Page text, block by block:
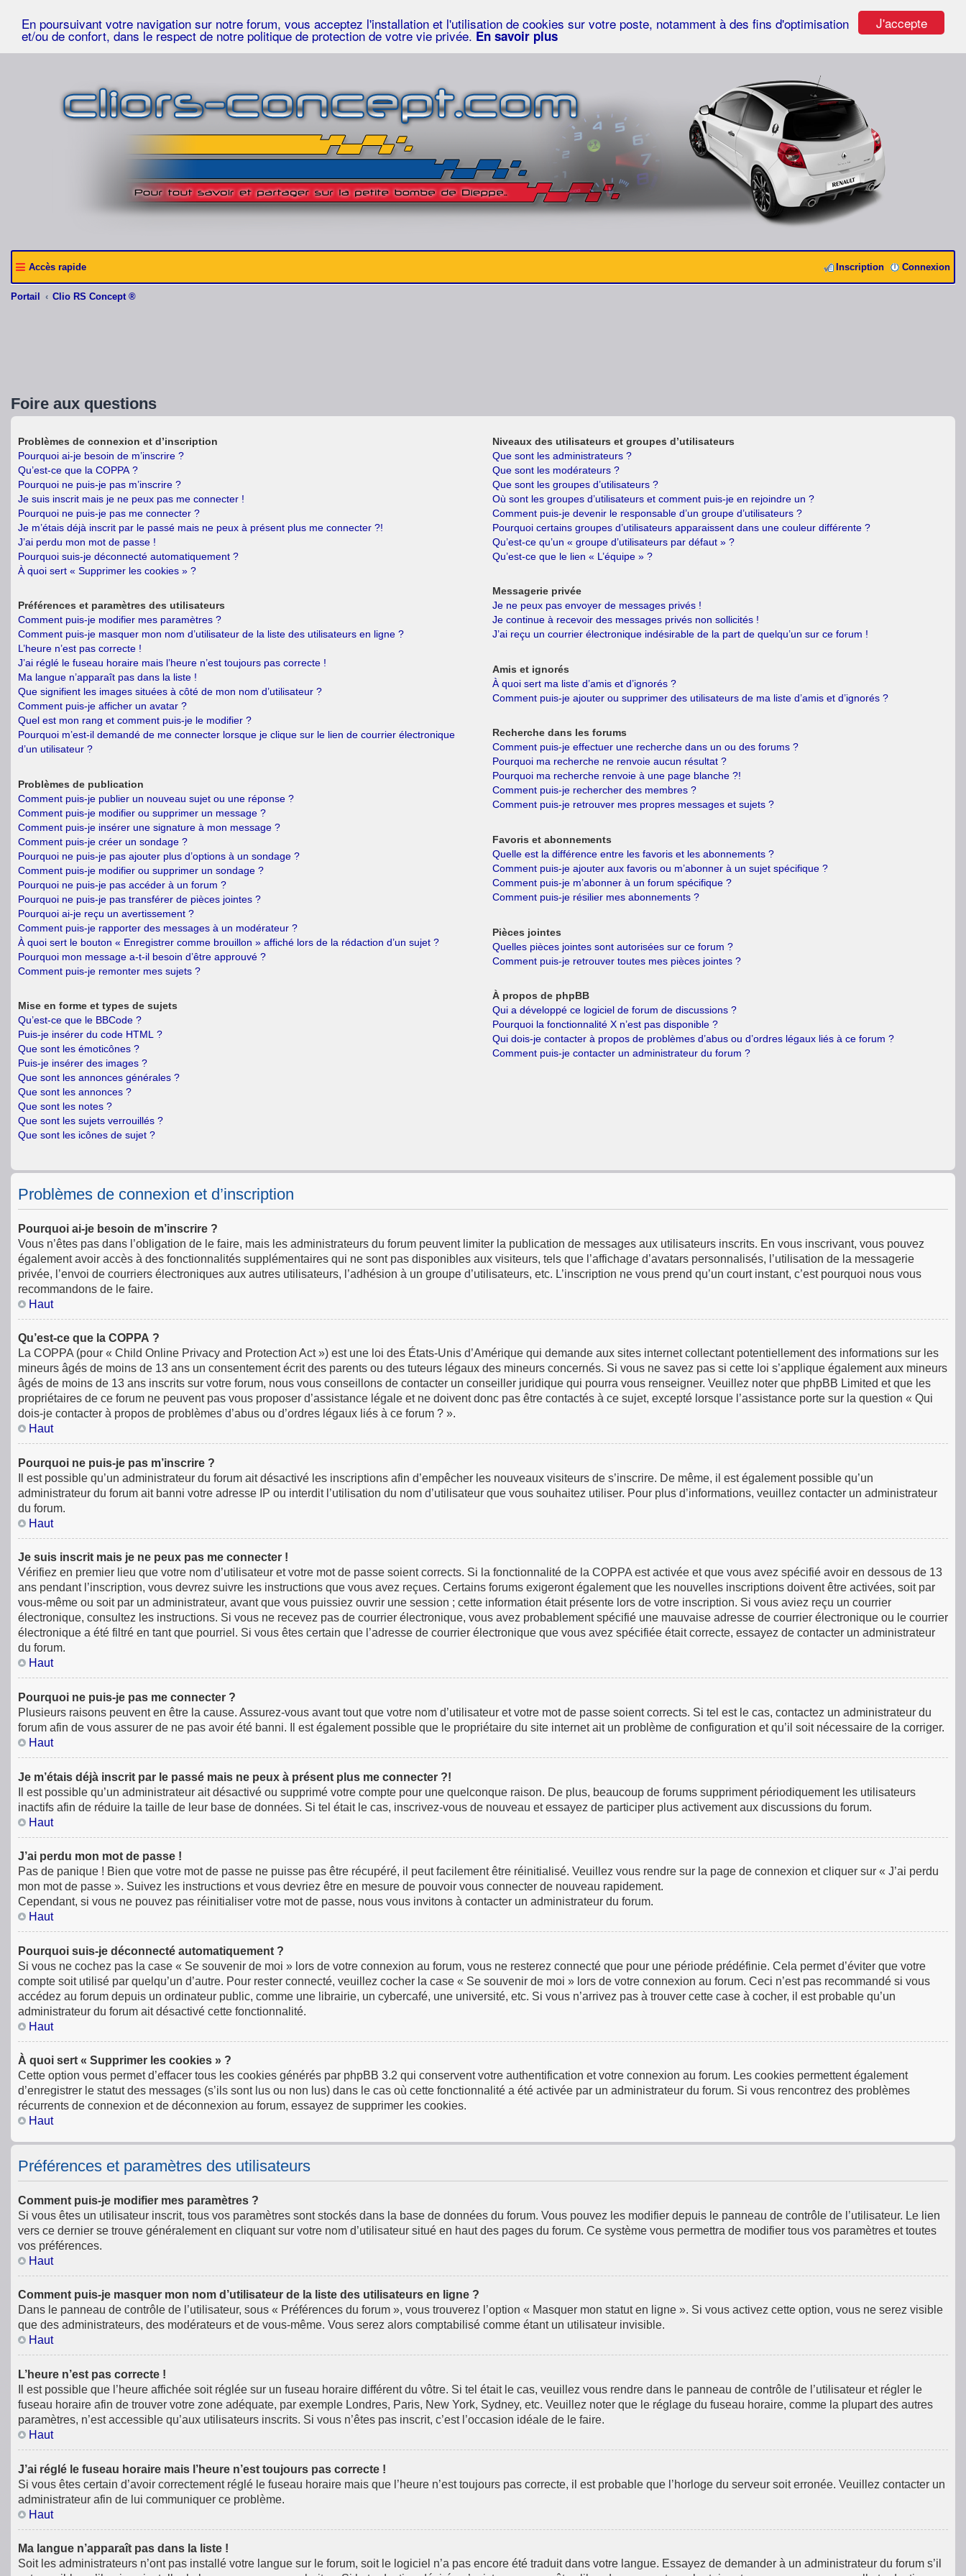
J'accepte
En poursuivant votre navigation sur notre forum, vous acceptez l'installation et l'utilisation de cookies sur votre poste, notamment à des fins d'optimisation
et/ou de confort, dans le respect de notre politique de protection de votre vie privée. En savoir plus
Accès rapide Connexion
Inscription
Portail Clio RS Concept ®
Foire aux questions
Problèmes de connexion et d’inscription
Pourquoi ai-je besoin de m’inscrire ?
Qu’est-ce que la COPPA ?
Pourquoi ne puis-je pas m’inscrire ?
Je suis inscrit mais je ne peux pas me connecter !
Pourquoi ne puis-je pas me connecter ?
Je m’étais déjà inscrit par le passé mais ne peux à présent plus me connecter ?!
J’ai perdu mon mot de passe !
Pourquoi suis-je déconnecté automatiquement ?
À quoi sert « Supprimer les cookies » ?
Préférences et paramètres des utilisateurs
Comment puis-je modifier mes paramètres ?
Comment puis-je masquer mon nom d’utilisateur de la liste des utilisateurs en ligne ?
L’heure n’est pas correcte !
J’ai réglé le fuseau horaire mais l’heure n’est toujours pas correcte !
Ma langue n’apparaît pas dans la liste !
Que signifient les images situées à côté de mon nom d’utilisateur ?
Comment puis-je afficher un avatar ?
Quel est mon rang et comment puis-je le modifier ?
Pourquoi m’est-il demandé de me connecter lorsque je clique sur le lien de courrier électronique
d’un utilisateur ?
Problèmes de publication
Comment puis-je publier un nouveau sujet ou une réponse ?
Comment puis-je modifier ou supprimer un message ?
Comment puis-je insérer une signature à mon message ?
Comment puis-je créer un sondage ?
Pourquoi ne puis-je pas ajouter plus d’options à un sondage ?
Comment puis-je modifier ou supprimer un sondage ?
Pourquoi ne puis-je pas accéder à un forum ?
Pourquoi ne puis-je pas transférer de pièces jointes ?
Pourquoi ai-je reçu un avertissement ?
Comment puis-je rapporter des messages à un modérateur ?
À quoi sert le bouton « Enregistrer comme brouillon » affiché lors de la rédaction d’un sujet ?
Pourquoi mon message a-t-il besoin d’être approuvé ?
Comment puis-je remonter mes sujets ?
Mise en forme et types de sujets
Qu’est-ce que le BBCode ?
Puis-je insérer du code HTML ?
Que sont les émoticônes ?
Puis-je insérer des images ?
Que sont les annonces générales ?
Que sont les annonces ?
Que sont les notes ?
Que sont les sujets verrouillés ?
Que sont les icônes de sujet ?
Niveaux des utilisateurs et groupes d’utilisateurs
Que sont les administrateurs ?
Que sont les modérateurs ?
Que sont les groupes d’utilisateurs ?
Où sont les groupes d’utilisateurs et comment puis-je en rejoindre un ?
Comment puis-je devenir le responsable d’un groupe d’utilisateurs ?
Pourquoi certains groupes d’utilisateurs apparaissent dans une couleur différente ?
Qu’est-ce qu’un « groupe d’utilisateurs par défaut » ?
Qu’est-ce que le lien « L’équipe » ?
Messagerie privée
Je ne peux pas envoyer de messages privés !
Je continue à recevoir des messages privés non sollicités !
J’ai reçu un courrier électronique indésirable de la part de quelqu’un sur ce forum !
Amis et ignorés
À quoi sert ma liste d’amis et d’ignorés ?
Comment puis-je ajouter ou supprimer des utilisateurs de ma liste d’amis et d’ignorés ?
Recherche dans les forums
Comment puis-je effectuer une recherche dans un ou des forums ?
Pourquoi ma recherche ne renvoie aucun résultat ?
Pourquoi ma recherche renvoie à une page blanche ?!
Comment puis-je rechercher des membres ?
Comment puis-je retrouver mes propres messages et sujets ?
Favoris et abonnements
Quelle est la différence entre les favoris et les abonnements ?
Comment puis-je ajouter aux favoris ou m’abonner à un sujet spécifique ?
Comment puis-je m’abonner à un forum spécifique ?
Comment puis-je résilier mes abonnements ?
Pièces jointes
Quelles pièces jointes sont autorisées sur ce forum ?
Comment puis-je retrouver toutes mes pièces jointes ?
À propos de phpBB
Qui a développé ce logiciel de forum de discussions ?
Pourquoi la fonctionnalité X n’est pas disponible ?
Qui dois-je contacter à propos de problèmes d’abus ou d’ordres légaux liés à ce forum ?
Comment puis-je contacter un administrateur du forum ?
Problèmes de connexion et d’inscription
Pourquoi ai-je besoin de m’inscrire ?
Vous n’êtes pas dans l’obligation de le faire, mais les administrateurs du forum peuvent limiter la publication de messages aux utilisateurs inscrits. En vous inscrivant, vous pouvez
également avoir accès à des fonctionnalités supplémentaires qui ne sont pas disponibles aux visiteurs, tels que l’affichage d’avatars personnalisés, l’utilisation de la messagerie
privée, l’envoi de courriers électroniques aux autres utilisateurs, l’adhésion à un groupe d’utilisateurs, etc. L’inscription ne vous prend qu’un court instant, c’est pourquoi nous vous
recommandons de le faire.
Haut
Qu’est-ce que la COPPA ?
La COPPA (pour « Child Online Privacy and Protection Act ») est une loi des États-Unis d’Amérique qui demande aux sites internet collectant potentiellement des informations sur les
mineurs âgés de moins de 13 ans un consentement écrit des parents ou des tuteurs légaux des mineurs concernés. Si vous ne savez pas si cette loi s’applique également aux mineurs
âgés de moins de 13 ans inscrits sur votre forum, nous vous conseillons de contacter un conseiller juridique qui pourra vous renseigner. Veuillez noter que phpBB Limited et que les
propriétaires de ce forum ne peuvent pas vous proposer d’assistance légale et ne doivent donc pas être contactés à ce sujet, excepté lorsque l’assistance porte sur la question « Qui
dois-je contacter à propos de problèmes d’abus ou d’ordres légaux liés à ce forum ? ».
Haut
Pourquoi ne puis-je pas m’inscrire ?
Il est possible qu’un administrateur du forum ait désactivé les inscriptions afin d’empêcher les nouveaux visiteurs de s’inscrire. De même, il est également possible qu’un
administrateur du forum ait banni votre adresse IP ou interdit l’utilisation du nom d’utilisateur que vous souhaitez utiliser. Pour plus d’informations, veuillez contacter un administrateur
du forum.
Haut
Je suis inscrit mais je ne peux pas me connecter !
Vérifiez en premier lieu que votre nom d’utilisateur et votre mot de passe soient corrects. Si la fonctionnalité de la COPPA est activée et que vous avez spécifié avoir en dessous de 13
ans pendant l’inscription, vous devrez suivre les instructions que vous avez reçues. Certains forums exigeront également que les nouvelles inscriptions doivent être activées, soit par
vous-même ou soit par un administrateur, avant que vous puissiez ouvrir une session ; cette information était présente lors de votre inscription. Si vous aviez reçu un courrier
électronique, consultez les instructions. Si vous ne recevez pas de courrier électronique, vous avez probablement spécifié une mauvaise adresse de courrier électronique ou le courrier
électronique a été filtré en tant que pourriel. Si vous êtes certain que l’adresse de courrier électronique que vous avez spécifiée était correcte, essayez de contacter un administrateur
du forum.
Haut
Pourquoi ne puis-je pas me connecter ?
Plusieurs raisons peuvent en être la cause. Assurez-vous avant tout que votre nom d’utilisateur et votre mot de passe soient corrects. Si tel est le cas, contactez un administrateur du
forum afin de vous assurer de ne pas avoir été banni. Il est également possible que le propriétaire du site internet ait un problème de configuration et qu’il soit nécessaire de la corriger.
Haut
Je m’étais déjà inscrit par le passé mais ne peux à présent plus me connecter ?!
Il est possible qu’un administrateur ait désactivé ou supprimé votre compte pour une quelconque raison. De plus, beaucoup de forums suppriment périodiquement les utilisateurs
inactifs afin de réduire la taille de leur base de données. Si tel était le cas, inscrivez-vous de nouveau et essayez de participer plus activement aux discussions du forum.
Haut
J’ai perdu mon mot de passe !
Pas de panique ! Bien que votre mot de passe ne puisse pas être récupéré, il peut facilement être réinitialisé. Veuillez vous rendre sur la page de connexion et cliquer sur « J’ai perdu
mon mot de passe ». Suivez les instructions et vous devriez être en mesure de pouvoir vous connecter de nouveau rapidement.
Cependant, si vous ne pouvez pas réinitialiser votre mot de passe, nous vous invitons à contacter un administrateur du forum.
Haut
Pourquoi suis-je déconnecté automatiquement ?
Si vous ne cochez pas la case « Se souvenir de moi » lors de votre connexion au forum, vous ne resterez connecté que pour une période prédéfinie. Cela permet d’éviter que votre
compte soit utilisé par quelqu’un d’autre. Pour rester connecté, veuillez cocher la case « Se souvenir de moi » lors de votre connexion au forum. Ceci n’est pas recommandé si vous
accédez au forum depuis un ordinateur public, comme une librairie, un cybercafé, une université, etc. Si vous n’arrivez pas à trouver cette case à cocher, il est probable qu’un
administrateur du forum ait désactivé cette fonctionnalité.
Haut
À quoi sert « Supprimer les cookies » ?
Cette option vous permet d’effacer tous les cookies générés par phpBB 3.2 qui conservent votre authentification et votre connexion au forum. Les cookies permettent également
d’enregistrer le statut des messages (s’ils sont lus ou non lus) dans le cas où cette fonctionnalité a été activée par un administrateur du forum. Si vous rencontrez des problèmes
récurrents de connexion et de déconnexion au forum, essayez de supprimer les cookies.
Haut
Préférences et paramètres des utilisateurs
Comment puis-je modifier mes paramètres ?
Si vous êtes un utilisateur inscrit, tous vos paramètres sont stockés dans la base de données du forum. Vous pouvez les modifier depuis le panneau de contrôle de l’utilisateur. Le lien
vers ce dernier se trouve généralement en cliquant sur votre nom d’utilisateur situé en haut des pages du forum. Ce système vous permettra de modifier tous vos paramètres et toutes
vos préférences.
Haut
Comment puis-je masquer mon nom d’utilisateur de la liste des utilisateurs en ligne ?
Dans le panneau de contrôle de l’utilisateur, sous « Préférences du forum », vous trouverez l’option « Masquer mon statut en ligne ». Si vous activez cette option, vous ne serez visible
que des administrateurs, des modérateurs et de vous-même. Vous serez alors comptabilisé comme étant un utilisateur invisible.
Haut
L’heure n’est pas correcte !
Il est possible que l’heure affichée soit réglée sur un fuseau horaire différent du vôtre. Si tel était le cas, veuillez vous rendre dans le panneau de contrôle de l’utilisateur et régler le
fuseau horaire afin de trouver votre zone adéquate, par exemple Londres, Paris, New York, Sydney, etc. Veuillez noter que le réglage du fuseau horaire, comme la plupart des autres
paramètres, n’est accessible qu’aux utilisateurs inscrits. Si vous n’êtes pas inscrit, c’est l’occasion idéale de le faire.
Haut
J’ai réglé le fuseau horaire mais l’heure n’est toujours pas correcte !
Si vous êtes certain d’avoir correctement réglé le fuseau horaire mais que l’heure n’est toujours pas correcte, il est probable que l’horloge du serveur soit erronée. Veuillez contacter un
administrateur afin de lui communiquer ce problème.
Haut
Ma langue n’apparaît pas dans la liste !
Soit les administrateurs n’ont pas installé votre langue sur le forum, soit le logiciel n’a pas encore été traduit dans votre langue. Essayez de demander à un administrateur du forum s’il